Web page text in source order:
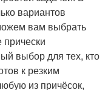
вариантов
вам выбрать
выбор для тех, кто
к резким
из причёсок,